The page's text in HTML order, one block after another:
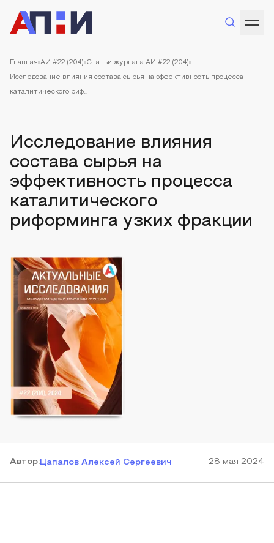
Главная АИ #22 (204) Статьи журнала АИ #22 (204)
Исследование влияния состава сырья на эффективность процесса
каталитического риф...
Исследование влияния
состава сырья на
эффективность процесса
каталитического
риформинга узких фракции
Автор:Цапалов Алексей Сергеевич 28 мая 2024